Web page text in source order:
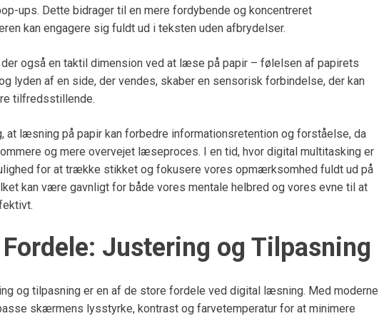
ups. Dette bidrager til en mere fordybende og koncentreret
kan engagere sig fuldt ud i teksten uden afbrydelser.
der også en taktil dimension ved at læse på papir – følelsen af papirets
lyden af en side, der vendes, skaber en sensorisk forbindelse, der kan
tilfredsstillende.
at læsning på papir kan forbedre informationsretention og forståelse, da
og mere overvejet læseproces. I en tid, hvor digital multitasking er
for at trække stikket og fokusere vores opmærksomhed fuldt ud på
kan være gavnligt for både vores mentale helbred og vores evne til at
Justering og Tilpasning
og tilpasning er en af de store fordele ved digital læsning. Med moderne
skærmens lysstyrke, kontrast og farvetemperatur for at minimere